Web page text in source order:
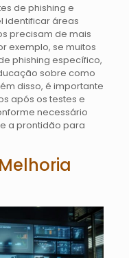
de phishing e
identificar áreas
precisam de mais
exemplo, se muitos
phishing específico,
sobre como
disso, é importante
após os testes e
necessário
a prontidão para